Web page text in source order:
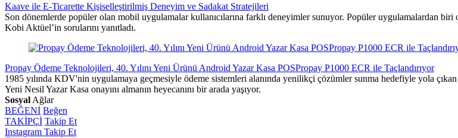
Kaave ile E-Ticarette Kişiselleştirilmiş Deneyim ve Sadakat Stratejileri
Son dönemlerde popüler olan mobil uygulamalar kullanıcılarına farklı deneyimler sunuyor. Popüler uygulamalardan
Kobi Aktüel’in sorularını yanıtladı.
Propay Ödeme Teknolojileri, 40. Yılını Yeni Ürünü Android Yazar Kasa POSPropay P1000 ECR ile Taçlandırıyor
1985 yılında KDV'nin uygulamaya geçmesiyle ödeme sistemleri alanında yenilikçi çözümler sunma hedefiyle yola
Yeni Nesil Yazar Kasa onayını almanın heyecanını bir arada yaşıyor.
Sosyal Ağlar
BEĞENİ Beğen
TAKİPÇİ Takip Et
Instagram Takip Et